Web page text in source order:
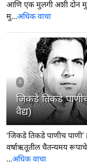
आणि एक मुलगी अशी दोन
मु...अधिक वाचा
3
जिकडे तिकडे
वैद्य)
‘जिकडे तिकडे पाणीच पाणी’
वर्षाऋतूतील चैतन्यमय
...अधिक वाचा